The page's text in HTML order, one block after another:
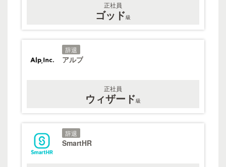
正社員
ゴッド級
辞退
アルプ
正社員
ウィザード級
辞退
SmartHR